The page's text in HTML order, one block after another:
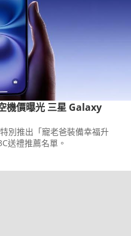
機價曝光 三星 Galaxy
別推出「寵老爸裝備幸福升
送禮推薦名單。